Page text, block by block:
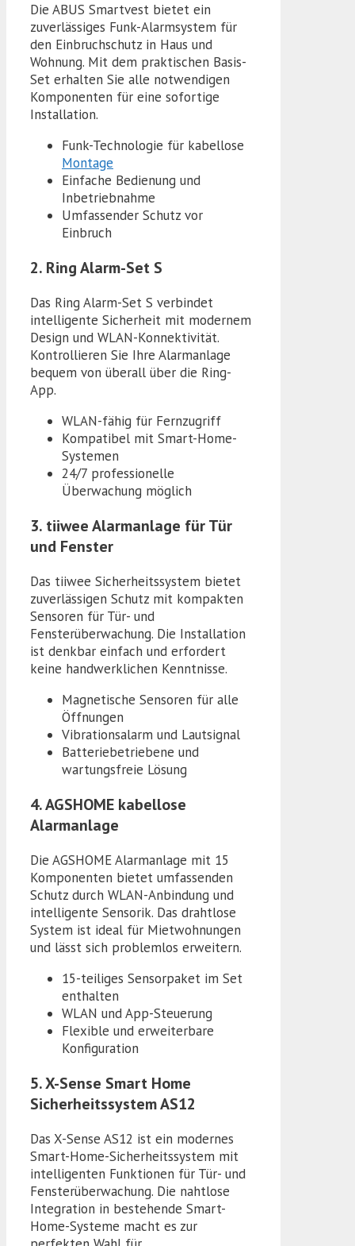
Die ABUS Smartvest bietet ein
zuverlässiges Funk-Alarmsystem für
den Einbruchschutz in Haus und
Wohnung. Mit dem praktischen Basis-
Set erhalten Sie alle notwendigen
Komponenten für eine sofortige
Installation.
Funk-Technologie für kabellose
Montage
Einfache Bedienung und
Inbetriebnahme
Umfassender Schutz vor
Einbruch
2. Ring Alarm-Set S
Das Ring Alarm-Set S verbindet
intelligente Sicherheit mit modernem
Design und WLAN-Konnektivität.
Kontrollieren Sie Ihre Alarmanlage
bequem von überall über die Ring-
App.
WLAN-fähig für Fernzugriff
Kompatibel mit Smart-Home-
Systemen
24/7 professionelle
Überwachung möglich
3. tiiwee Alarmanlage für Tür
und Fenster
Das tiiwee Sicherheitssystem bietet
zuverlässigen Schutz mit kompakten
Sensoren für Tür- und
Fensterüberwachung. Die Installation
ist denkbar einfach und erfordert
keine handwerklichen Kenntnisse.
Magnetische Sensoren für alle
Öffnungen
Vibrationsalarm und Lautsignal
Batteriebetriebene und
wartungsfreie Lösung
4. AGSHOME kabellose
Alarmanlage
Die AGSHOME Alarmanlage mit 15
Komponenten bietet umfassenden
Schutz durch WLAN-Anbindung und
intelligente Sensorik. Das drahtlose
System ist ideal für Mietwohnungen
und lässt sich problemlos erweitern.
15-teiliges Sensorpaket im Set
enthalten
WLAN und App-Steuerung
Flexible und erweiterbare
Konfiguration
5. X-Sense Smart Home
Sicherheitssystem AS12
Das X-Sense AS12 ist ein modernes
Smart-Home-Sicherheitssystem mit
intelligenten Funktionen für Tür- und
Fensterüberwachung. Die nahtlose
Integration in bestehende Smart-
Home-Systeme macht es zur